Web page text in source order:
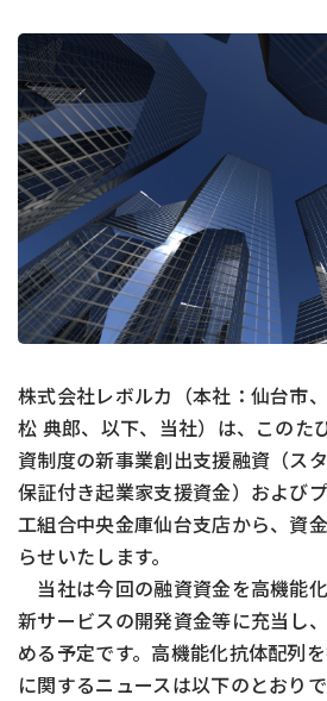
株式会社レボルカ（本社：仙台市
松 典郎、以下、当社）は、このた
資制度の新事業創出支援融資（ス
保証付き起業家支援資金）および
工組合中央金庫仙台支店から、資
らせいたします。
当社は今回の融資資金を高機能
新サービスの開発資金等に充当し
める予定です。高機能化抗体配列
に関するニュースは以下のとおりで